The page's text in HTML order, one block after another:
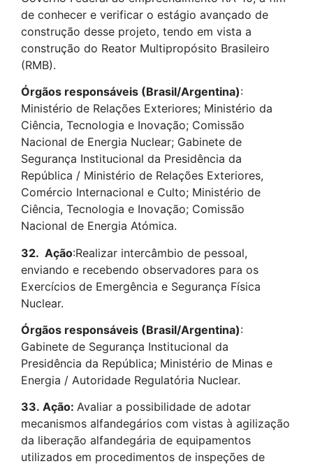
de conhecer e verificar o estágio avançado de
construção desse projeto, tendo em vista a
construção do Reator Multipropósito Brasileiro
(RMB).
Órgãos responsáveis (Brasil/Argentina):
Ministério de Relações Exteriores; Ministério da
Ciência, Tecnologia e Inovação; Comissão
Nacional de Energia Nuclear; Gabinete de
Segurança Institucional da Presidência da
República / Ministério de Relações Exteriores,
Comércio Internacional e Culto; Ministério de
Ciência, Tecnologia e Inovação; Comissão
Nacional de Energia Atómica.
32. Ação:Realizar intercâmbio de pessoal,
enviando e recebendo observadores para os
Exercícios de Emergência e Segurança Física
Nuclear.
Órgãos responsáveis (Brasil/Argentina):
Gabinete de Segurança Institucional da
Presidência da República; Ministério de Minas e
Energia / Autoridade Regulatória Nuclear.
33. Ação: Avaliar a possibilidade de adotar
mecanismos alfandegários com vistas à agilização
da liberação alfandegária de equipamentos
utilizados em procedimentos de inspeções de